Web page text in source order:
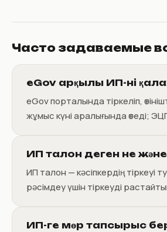
Часто задаваемые
eGov арқылы ИП-ні
eGov порталында тіркеліп,
жұмыс күні аралығында өтеді;
ИП талон деген не
ИП талон — кәсіпкердің
рәсімдеу үшін тіркеуді
ИП-ге мөр тапсырыс